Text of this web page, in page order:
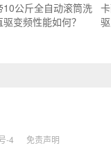
10公斤全自动滚筒洗
变频性能如何？
-4 免责声明